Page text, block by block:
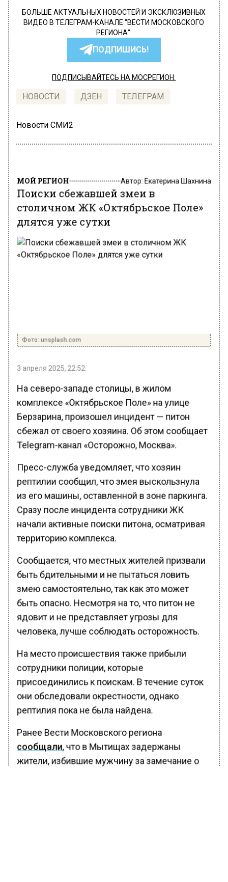
БОЛЬШЕ АКТУАЛЬНЫХ НОВОСТЕЙ И ЭКСКЛЮЗИВНЫХ
ВИДЕО В ТЕЛЕГРАМ-КАНАЛЕ "ВЕСТИ МОСКОВСКОГО
РЕГИОНА".
ПОДПИШИСЬ!
ПОДПИСЫВАЙТЕСЬ НА МОСРЕГИОН:
НОВОСТИ ДЗЕН ТЕЛЕГРАМ
Новости СМИ2
МОЙ РЕГИОН Автор: Екатерина Шахнина
Поиски сбежавшей змеи в
столичном ЖК «Октябрьское Поле»
длятся уже сутки
Фото: unsplash.com
3 апреля 2025, 22:52
На северо-западе столицы, в жилом
комплексе «Октябрьское Поле» на улице
Берзарина, произошел инцидент — питон
сбежал от своего хозяина. Об этом сообщает
Telegram-канал «Осторожно, Москва».
Пресс-служба уведомляет, что хозяин
рептилии сообщил, что змея выскользнула
из его машины, оставленной в зоне паркинга.
Сразу после инцидента сотрудники ЖК
начали активные поиски питона, осматривая
территорию комплекса.
Сообщается, что местных жителей призвали
быть бдительными и не пытаться ловить
змею самостоятельно, так как это может
быть опасно. Несмотря на то, что питон не
ядовит и не представляет угрозы для
человека, лучше соблюдать осторожность.
На место происшествия также прибыли
сотрудники полиции, которые
присоединились к поискам. В течение суток
они обследовали окрестности, однако
рептилия пока не была найдена.
Ранее Вести Московского региона
сообщали, что в Мытищах задержаны
жители, избившие мужчину за замечание о